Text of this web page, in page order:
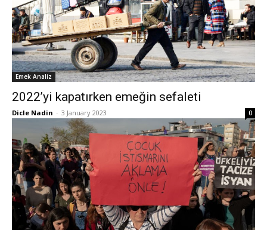
Emek Analiz
2022’yi kapatırken emeğin sefaleti
Dicle Nadin - 3 January 2023 0